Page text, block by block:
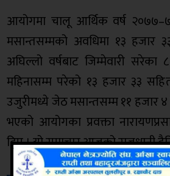
आयोगमा चालू आर्थिक वर्ष
मसान्तसम्मको अवधिमा १३ हजार
अघिल्लो वर्षबाट जिम्मेवारी
महिनासम्म परेको १३ हजार ३३
उजुरीमध्ये जेठ मसान्तसम्म ११ हजार
भएको आयोगका प्रवक्ता
दिए । यो समाचार आजको राजधानी